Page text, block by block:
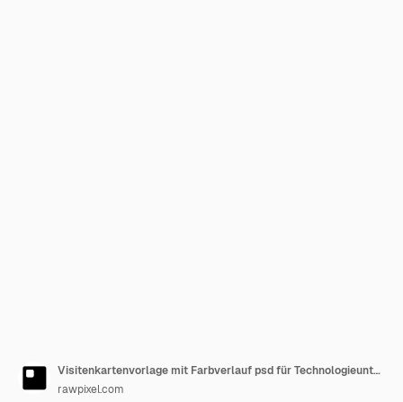
Visitenkartenvorlage mit Farbverlauf psd für Technologieunternehmen im modernen Stil
rawpixel.com